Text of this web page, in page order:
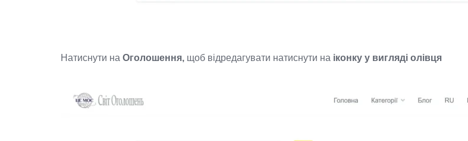
Натиснути на Оголошення, щоб відредагувати натиснути на іконку у вигляді олівця